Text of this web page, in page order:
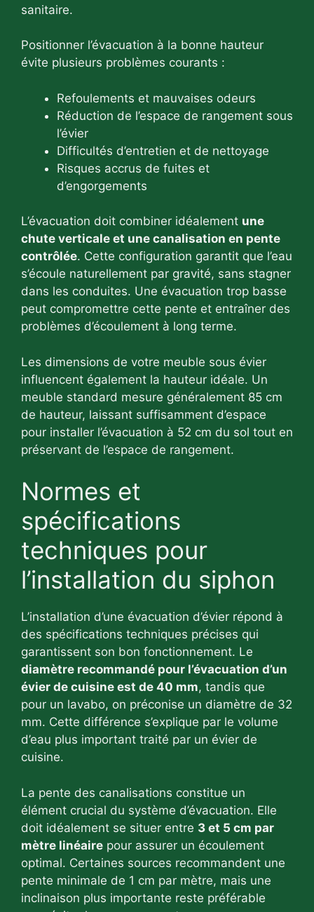
sanitaire.
Positionner l’évacuation à la bonne hauteur
évite plusieurs problèmes courants :
Refoulements et mauvaises odeurs
Réduction de l’espace de rangement sous
l’évier
Difficultés d’entretien et de nettoyage
Risques accrus de fuites et
d’engorgements
L’évacuation doit combiner idéalement une
chute verticale et une canalisation en pente
contrôlée. Cette configuration garantit que l’eau
s’écoule naturellement par gravité, sans stagner
dans les conduites. Une évacuation trop basse
peut compromettre cette pente et entraîner des
problèmes d’écoulement à long terme.
Les dimensions de votre meuble sous évier
influencent également la hauteur idéale. Un
meuble standard mesure généralement 85 cm
de hauteur, laissant suffisamment d’espace
pour installer l’évacuation à 52 cm du sol tout en
préservant de l’espace de rangement.
Normes et
spécifications
techniques pour
l’installation du siphon
L’installation d’une évacuation d’évier répond à
des spécifications techniques précises qui
garantissent son bon fonctionnement. Le
diamètre recommandé pour l’évacuation d’un
évier de cuisine est de 40 mm, tandis que
pour un lavabo, on préconise un diamètre de 32
mm. Cette différence s’explique par le volume
d’eau plus important traité par un évier de
cuisine.
La pente des canalisations constitue un
élément crucial du système d’évacuation. Elle
doit idéalement se situer entre 3 et 5 cm par
mètre linéaire pour assurer un écoulement
optimal. Certaines sources recommandent une
pente minimale de 1 cm par mètre, mais une
inclinaison plus importante reste préférable